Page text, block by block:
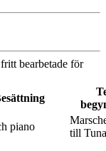
bearbetade för
piano
till Tuna